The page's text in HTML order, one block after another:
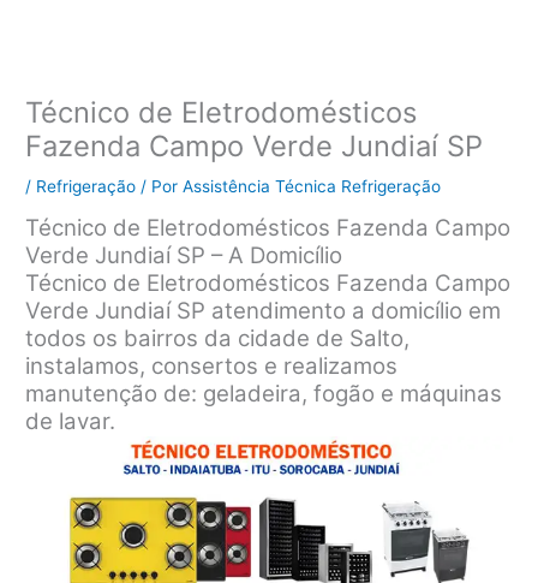
Técnico de Eletrodomésticos
Fazenda Campo Verde Jundiaí SP
/ Refrigeração / PorAssistência Técnica Refrigeração
Técnico de Eletrodomésticos Fazenda Campo
Verde Jundiaí SP – A Domicílio
Técnico de Eletrodomésticos Fazenda Campo
Verde Jundiaí SP atendimento a domicílio em
todos os bairros da cidade de Salto,
instalamos, consertos e realizamos
manutenção de: geladeira, fogão e máquinas
de lavar.